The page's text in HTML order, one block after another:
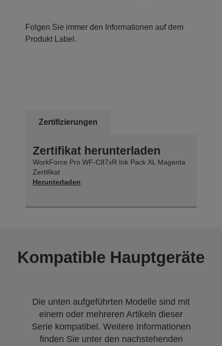
Folgen Sie immer den Informationen auf dem
Produkt Label.
Zertifizierungen
Zertifikat herunterladen
WorkForce Pro WF-C87xR Ink Pack XL Magenta
Zertifikat
Herunterladen
Kompatible Hauptgeräte
Die unten aufgeführten Modelle sind mit
einem oder mehreren Artikeln dieser
Serie kompatibel. Weitere Informationen
finden Sie unter den nachstehenden